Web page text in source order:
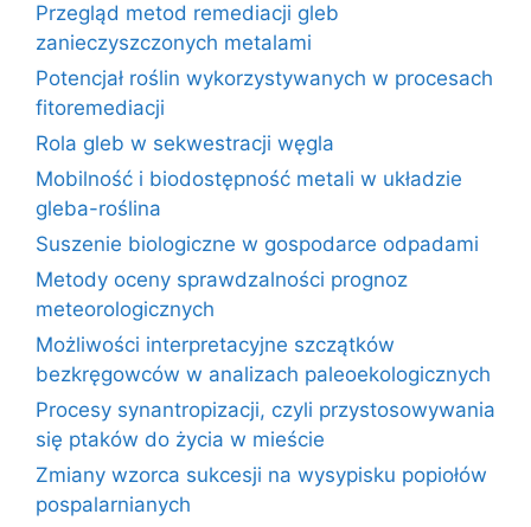
Przegląd metod remediacji gleb
zanieczyszczonych metalami
Potencjał roślin wykorzystywanych w procesach
fitoremediacji
Rola gleb w sekwestracji węgla
Mobilność i biodostępność metali w układzie
gleba-roślina
Suszenie biologiczne w gospodarce odpadami
Metody oceny sprawdzalności prognoz
meteorologicznych
Możliwości interpretacyjne szczątków
bezkręgowców w analizach paleoekologicznych
Procesy synantropizacji, czyli przystosowywania
się ptaków do życia w mieście
Zmiany wzorca sukcesji na wysypisku popiołów
pospalarnianych